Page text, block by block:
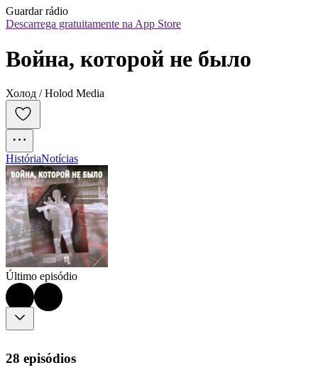
Guardar rádio
Descarrega gratuitamente na App Store
Война, которой не было
Холод / Holod Media
HistóriaNotícias
Último episódio
28 episódios